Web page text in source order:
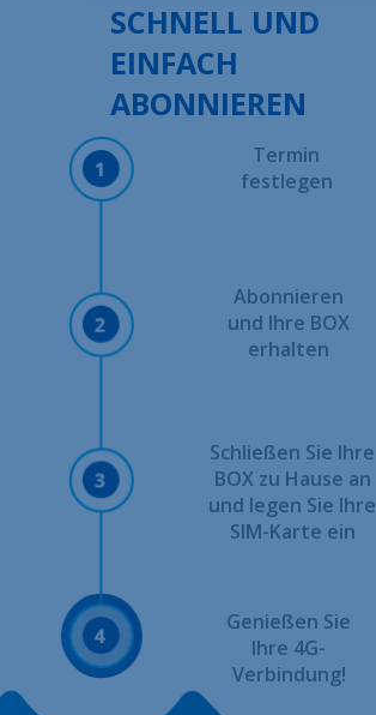
SCHNELL UND
EINFACH
ABONNIEREN
Termin
festlegen
Abonnieren
und Ihre BOX
erhalten
Schließen Sie Ihre
BOX zu Hause an
und legen Sie Ihre
SIM-Karte ein
Genießen Sie
Ihre 4G-
Verbindung!